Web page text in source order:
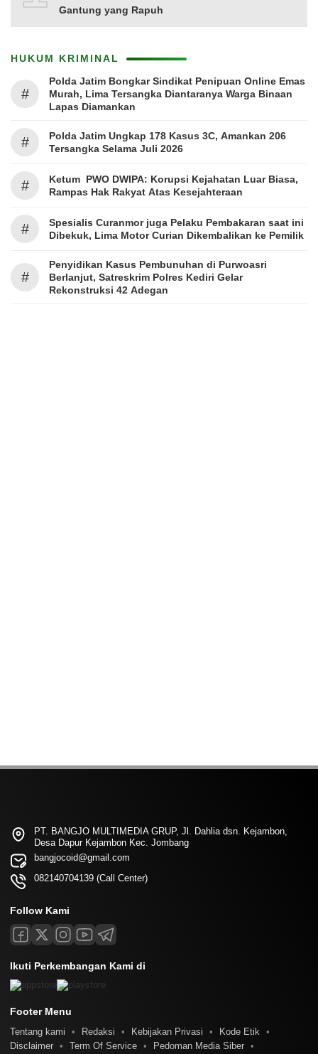
Gantung yang Rapuh
HUKUM KRIMINAL
#
Polda Jatim Bongkar Sindikat Penipuan Online Emas
Murah, Lima Tersangka Diantaranya Warga Binaan
Lapas Diamankan
#
Polda Jatim Ungkap 178 Kasus 3C, Amankan 206
Tersangka Selama Juli 2026
#
Ketum PWO DWIPA: Korupsi Kejahatan Luar Biasa,
Rampas Hak Rakyat Atas Kesejahteraan
#
Spesialis Curanmor juga Pelaku Pembakaran saat ini
Dibekuk, Lima Motor Curian Dikembalikan ke Pemilik
#
Penyidikan Kasus Pembunuhan di Purwoasri
Berlanjut, Satreskrim Polres Kediri Gelar
Rekonstruksi 42 Adegan
PT. BANGJO MULTIMEDIA GRUP, Jl. Dahlia dsn. Kejambon,
Desa Dapur Kejambon Kec. Jombang
bangjocoid@gmail.com
082140704139 (Call Center)
Follow Kami
Ikuti Perkembangan Kami di
Footer Menu
Tentang kami Redaksi Kebijakan Privasi
Kode Etik
Disclaimer
Term Of Service
Pedoman Media Siber